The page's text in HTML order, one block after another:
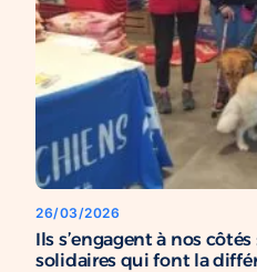
26/03/2026
Ils s’engagent à nos
solidaires qui font la